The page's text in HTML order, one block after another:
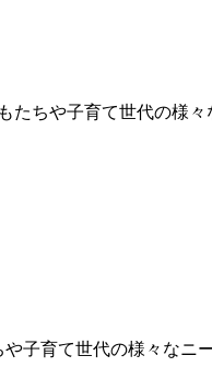
ちや子育て世代の様
子育て世代の様々なニ